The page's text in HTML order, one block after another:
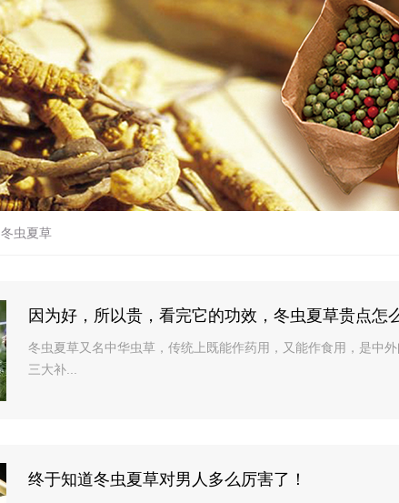
冬虫夏草
因为好，所以贵，看完它的功效，冬虫夏草贵点怎
冬虫夏草又名中华虫草，传统上既能作药用，又能作食用，是中
三大补...
终于知道冬虫夏草对男人多么厉害了！